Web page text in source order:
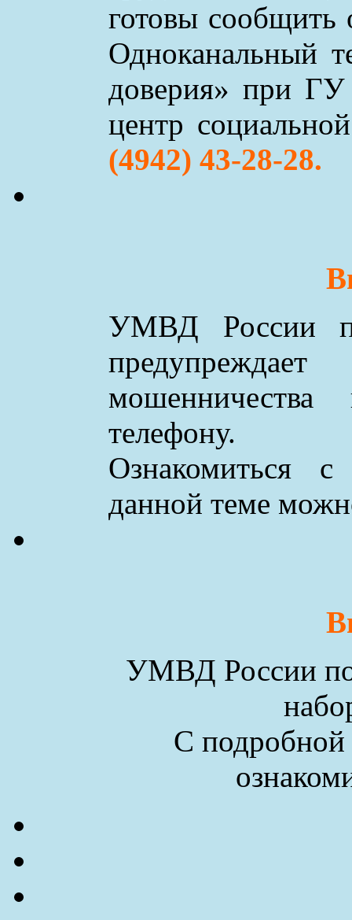
готовы сообщить
Одноканальный
доверия» при ГУ
центр
(4942) 43-28-28.
УМВД России
телефону.
Ознакомиться
данной теме
УМВД России по
С